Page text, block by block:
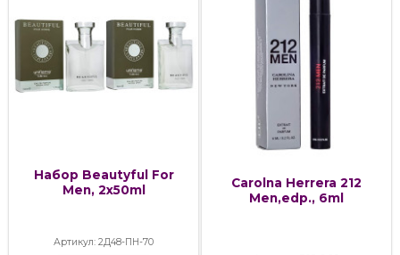
Набор Beautyful For
Men, 2x50ml
Артикул: 2Д48-ПН-70
Carolna Herrera 212
Men,edp., 6ml